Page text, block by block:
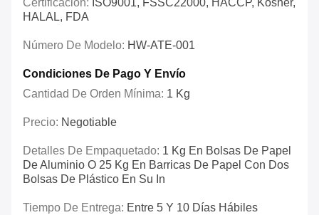
Certificación: ISO9001, FSSC22000, HACCP, Kosher,
HALAL, FDA
Número De Modelo: HW-ATE-001
Condiciones De Pago Y Envío
Cantidad De Orden Mínima: 1 Kg
Precio: Negotiable
Detalles De Empaquetado: 1 Kg En Bolsas De Papel
De Aluminio O 25 Kg En Barricas De Papel Con Dos
Bolsas De Plástico En Su In
Tiempo De Entrega: Entre 5 Y 10 Días Hábiles